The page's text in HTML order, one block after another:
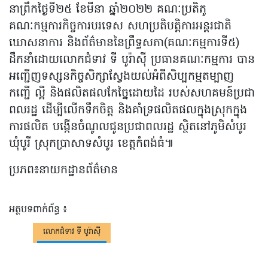
នាព្រឹកថ្ងៃទី២៥ ខែមីនា ឆ្នាំ២០២២ គណៈប្រតិភូ
គណៈកម្មការកិច្ចការបរទេស សហប្រតិបត្តិការអន្តរជាតិ
ឃោសនាការ និងព័ត៌មាននៃព្រឹទ្ធសភា(គណៈកម្មការទី៥)
ដឹកនាំដោយលោកជំទាវ ទី បូរ៉ាស៊ី ប្រធានគណៈកម្មការ បាន
អញ្ជើញទស្សនកិច្ចសិក្សាស្វែងយល់អំពីសិប្បកម្មតម្បាញ
កញ្ជើ ល្អី និងផលិតផលកែច្នៃដោយដៃ របស់សហគមន៍ប្រជា
ពលរដ្ឋ ដើម្បីលើកទឹកចិត្ត និងគាំទ្រផលិតផលក្នុងស្រុកក្នុង
ការផលិត បង្កើនចំណូលជូនប្រជាពលរដ្ឋ ស្ថិតនៅភូមិសំបូរ
ឃុំបូរី ស្រុកប្រាសាទសំបូរ ខេត្តកំពង់ធំ៕
ប្រភព៖នាយកដ្ឋានព័ត៌មាន
អត្ថបទពាក់ព័ន្ធ ៖
លោកជំទាវ ទី បូរ៉ាស៊ី